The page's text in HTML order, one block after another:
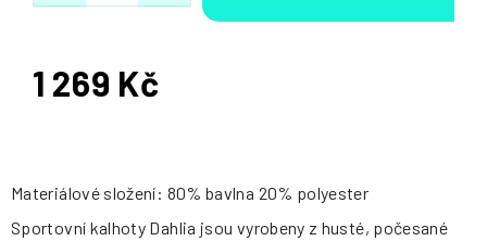
1 269 Kč
Měrná
Materiálové složení: 80% bavlna 20% polyester
Sportovní kalhoty Dahlia jsou vyrobeny z husté, počesané